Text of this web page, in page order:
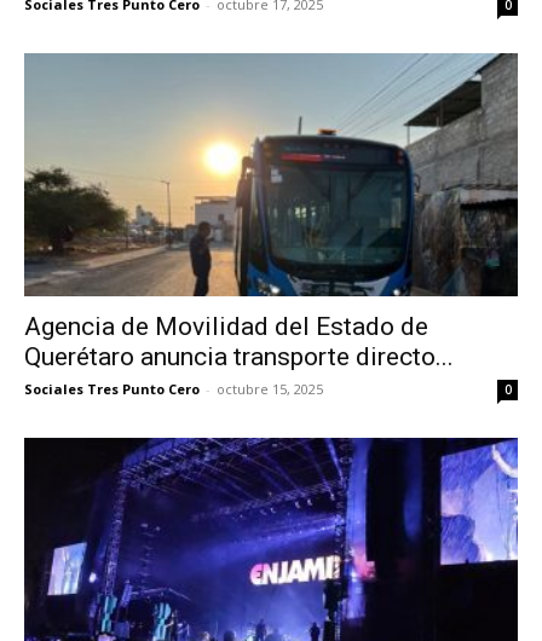
Sociales Tres Punto Cero - octubre 17, 2025 0
Agencia de Movilidad del Estado de
Querétaro anuncia transporte directo...
Sociales Tres Punto Cero - octubre 15, 2025 0